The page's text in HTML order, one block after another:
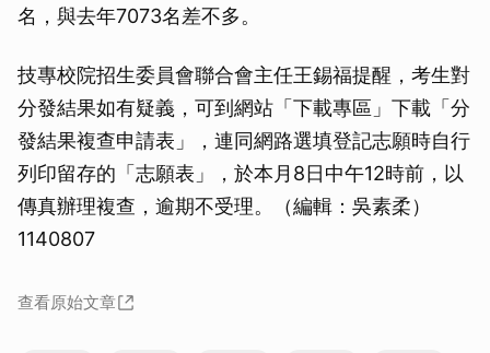
名，與去年7073名差不多。
技專校院招生委員會聯合會主任王錫福提醒，考生對
分發結果如有疑義，可到網站「下載專區」下載「分
發結果複查申請表」，連同網路選填登記志願時自行
列印留存的「志願表」，於本月8日中午12時前，以
傳真辦理複查，逾期不受理。（編輯：吳素柔）
1140807
查看原始文章